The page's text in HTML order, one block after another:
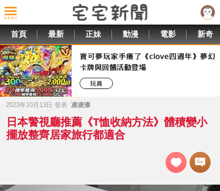
首頁 最新 正妹 動漫 電影 新奇
2023年10月13日 發表 :凌凌漆
日本警視廳推薦《T恤收納方法》體積變小
擺放整齊居家旅行都適合